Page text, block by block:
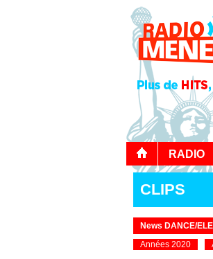
RADIO
CLIPS
News DANCE/
Années 2020